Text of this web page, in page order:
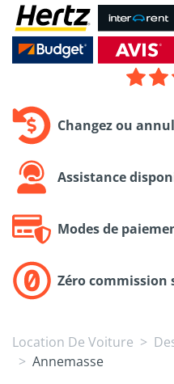
Changez ou
Assistance
Modes de
Zéro commission
Location De Voiture
Annemasse